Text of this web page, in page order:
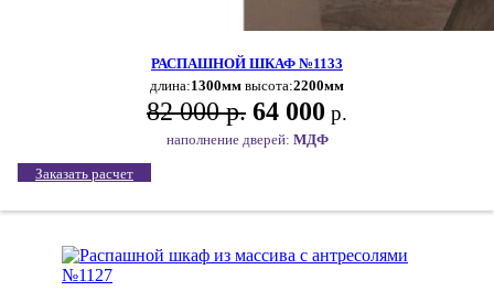
РАСПАШНОЙ ШКАФ №1133
длина:1300мм высота:2200мм
82 000 р. 64 000 р.
наполнение дверей: МДФ
Заказать расчет